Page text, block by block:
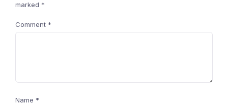
marked *
Comment *
Name *